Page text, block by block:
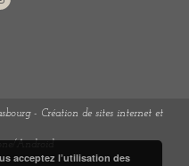
- Création de sites internet et
acceptez l’utilisation des